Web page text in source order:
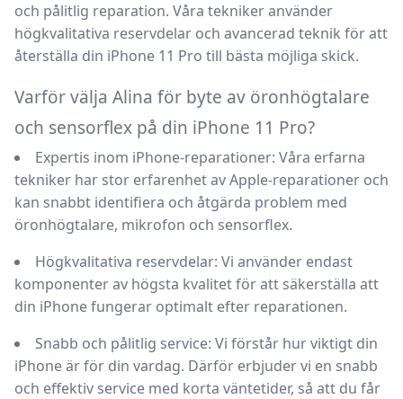
och pålitlig reparation. Våra tekniker använder
högkvalitativa reservdelar och avancerad teknik för att
återställa din iPhone 11 Pro till bästa möjliga skick.
Varför välja Alina för byte av öronhögtalare
och sensorflex på din iPhone 11 Pro?
Expertis inom iPhone-reparationer: Våra erfarna
tekniker har stor erfarenhet av Apple-reparationer och
kan snabbt identifiera och åtgärda problem med
öronhögtalare, mikrofon och sensorflex.
Högkvalitativa reservdelar: Vi använder endast
komponenter av högsta kvalitet för att säkerställa att
din iPhone fungerar optimalt efter reparationen.
Snabb och pålitlig service: Vi förstår hur viktigt din
iPhone är för din vardag. Därför erbjuder vi en snabb
och effektiv service med korta väntetider, så att du får